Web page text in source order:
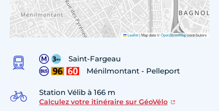
Leaflet|Map data ©OpenStreetMapcontributors
Saint-Fargeau
Ménilmontant - Pelleport
Station Vélib à 166 m
Calculez votre itinéraire sur GéoVélo